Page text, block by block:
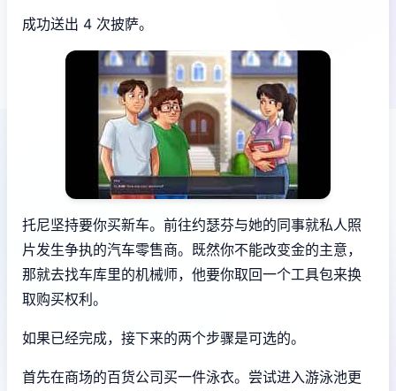
成功送出 4 次披萨。
托尼坚持要你买新车。前往约瑟芬与她的同事就私人照
片发生争执的汽车零售商。既然你不能改变金的主意，
那就去找车库里的机械师，他要你取回一个工具包来换
取购买权利。
如果已经完成，接下来的两个步骤是可选的。
首先在商场的百货公司买一件泳衣。尝试进入游泳池更